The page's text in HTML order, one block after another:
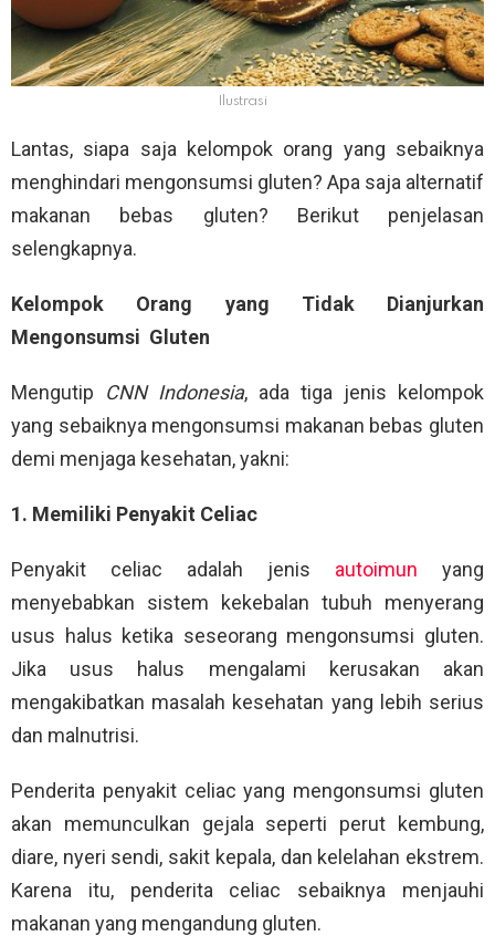
Ilustrasi
Lantas, siapa saja kelompok orang yang sebaiknya
menghindari mengonsumsi gluten? Apa saja alternatif
makanan bebas gluten? Berikut penjelasan
selengkapnya.
Kelompok Orang yang Tidak Dianjurkan
Mengonsumsi Gluten
Mengutip CNN Indonesia, ada tiga jenis kelompok
yang sebaiknya mengonsumsi makanan bebas gluten
demi menjaga kesehatan, yakni:
1. Memiliki Penyakit Celiac
Penyakit celiac adalah jenis autoimun yang
menyebabkan sistem kekebalan tubuh menyerang
usus halus ketika seseorang mengonsumsi gluten.
Jika usus halus mengalami kerusakan akan
mengakibatkan masalah kesehatan yang lebih serius
dan malnutrisi.
Penderita penyakit celiac yang mengonsumsi gluten
akan memunculkan gejala seperti perut kembung,
diare, nyeri sendi, sakit kepala, dan kelelahan ekstrem.
Karena itu, penderita celiac sebaiknya menjauhi
makanan yang mengandung gluten.